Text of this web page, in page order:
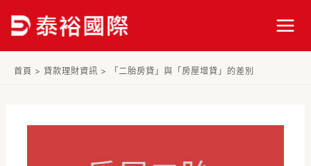
首頁 > 貸款理財資訊 > 「二胎房貸」與「房屋增貸」的差別
navigation